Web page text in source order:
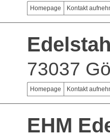
Homepage Kontakt
73037
Homepage Kontakt
EHM